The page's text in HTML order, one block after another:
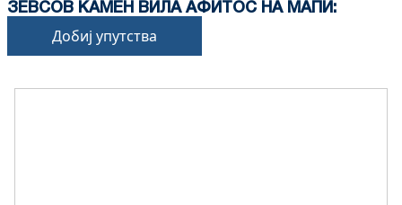
ЗЕВСОВ КАМЕН ВИЛА АФИТОС НА МАПИ:
Добиј упутства